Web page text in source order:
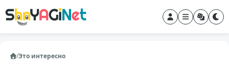
/Это интересно